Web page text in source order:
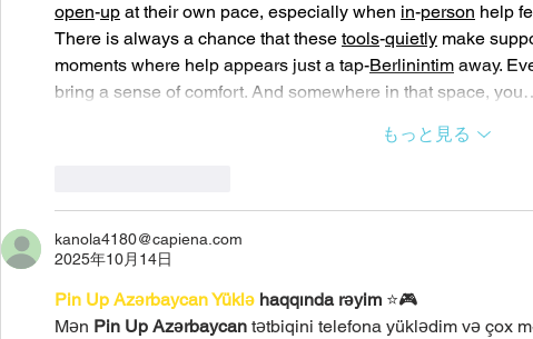
open-up at their own pace, especially when in-person help
There is always a chance that these tools-quietly make
moments where help appears just a tap-Berlinintim away.
bring a sense of comfort. And somewhere in that space,
もっと見る
kanola4180@capiena.com
2025年10月14日
Pin Up Azərbaycan Yüklə haqqında rəyim ⭐️🎮
Mən Pin Up Azərbaycan tətbiqini telefona yüklədim və çox